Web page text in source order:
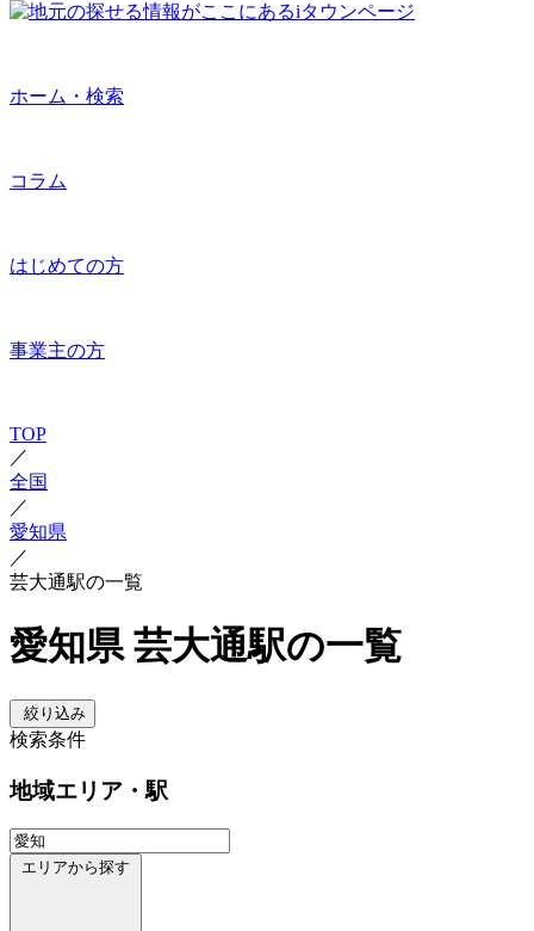
ホーム・検索
コラム
はじめての方
事業主の方
TOP
／
全国
／
愛知県
／
芸大通駅の一覧
愛知県 芸大通駅の一覧
絞り込み
検索条件
地域エリア・駅
エリアから探す